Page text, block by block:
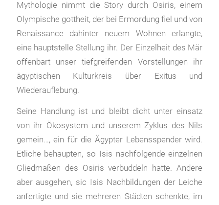
Mythologie nimmt die Story durch Osiris, einem
Olympische gottheit, der bei Ermordung fiel und von
Renaissance dahinter neuem Wohnen erlangte,
eine hauptstelle Stellung ihr. Der Einzelheit des Mär
offenbart unser tiefgreifenden Vorstellungen ihr
ägyptischen Kulturkreis über Exitus und
Wiederauflebung.
Seine Handlung ist und bleibt dicht unter einsatz
von ihr Ökosystem und unserem Zyklus des Nils
gemein…, ein für die Ägypter Lebensspender wird.
Etliche behaupten, so Isis nachfolgende einzelnen
Gliedmaßen des Osiris verbuddeln hatte. Andere
aber ausgehen, sic Isis Nachbildungen der Leiche
anfertigte und sie mehreren Städten schenkte, im